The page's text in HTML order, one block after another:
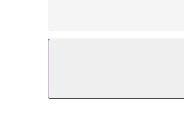
Restaurante
En Sunrise Resort tienes un
Tendrás un servicio de recepción